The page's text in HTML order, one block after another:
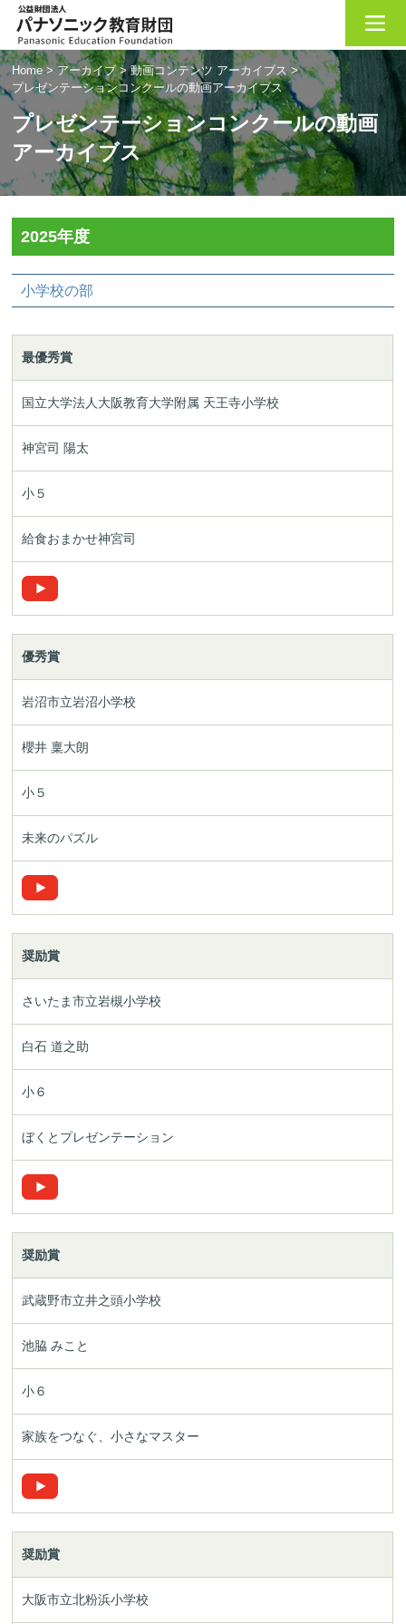
Home>アーカイブ>動画コンテンツ アーカイブス>
プレゼンテーションコンクールの動画アーカイブス
プレゼンテーションコンクールの動画
アーカイブス
2025年度
小学校の部
最優秀賞
国立大学法人大阪教育大学附属 天王寺小学校
神宮司 陽太
小５
給食おまかせ神宮司
優秀賞
岩沼市立岩沼小学校
櫻井 稟大朗
小５
未来のパズル
奨励賞
さいたま市立岩槻小学校
白石 道之助
小６
ぼくとプレゼンテーション
奨励賞
武蔵野市立井之頭小学校
池脇 みこと
小６
家族をつなぐ、小さなマスター
奨励賞
大阪市立北粉浜小学校